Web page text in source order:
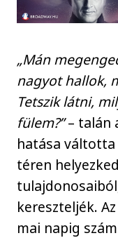
„Mán
nagyot hallok,
Tetszik látni,
fülem?”– talán
hatása váltotta
téren
kereszteljék.
mai napig